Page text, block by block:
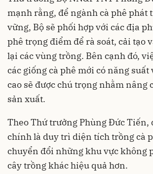
mạnh rằng, để ngành cà phê phát
vững, Bộ sẽ phối hợp với các địa
phê trọng điểm để rà soát, cải tạo
lại các vùng trồng. Bên cạnh đó,
các giống cà phê mới có năng suất
cao sẽ được chú trọng nhằm nâng
sản xuất.
Theo Thứ trưởng Phùng Đức Tiến,
chính là duy trì diện tích trồng cà
chuyển đổi những khu vực không
cây trồng khác hiệu quả hơn.